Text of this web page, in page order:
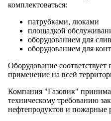
комплектоваться:
патрубками, люками
площадкой
оборудованием для
оборудованием для
Оборудование соответствует
применение на всей
Компания "Газовик"
техническому требованию
нефтепродуктов и пожарные